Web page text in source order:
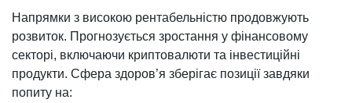
Напрямки з високою рентабельністю продовжують
розвиток. Прогнозується зростання у фінансовому
секторі, включаючи криптовалюти та інвестиційні
продукти. Сфера здоров’я зберігає позиції завдяки
попиту на: